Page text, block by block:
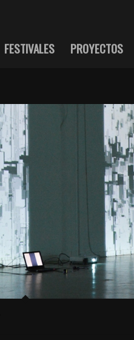
FESTIVALES PROYECTOS